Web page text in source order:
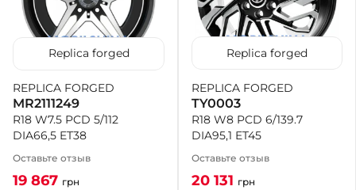
Replica forged
REPLICA FORGED
MR2111249
R18 W7.5 PCD 5/112
DIA66,5 ET38
Оставьте отзыв
19 867 грн
Replica forged
REPLICA FORGED
TY0003
R18 W8 PCD 6/139.7
DIA95,1 ET45
Оставьте отзыв
20 131 грн